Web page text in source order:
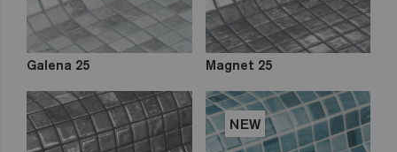
Galena 25 Magnet 25
NEW